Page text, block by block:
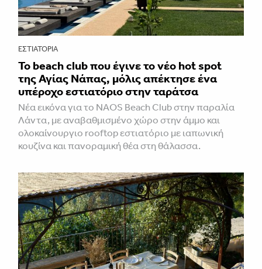
ΕΣΤΙΑΤΌΡΙΑ
Το beach club που έγινε το νέο hot spot
της Αγίας Νάπας, μόλις απέκτησε ένα
υπέροχο εστιατόριο στην ταράτσα
Νέα εικόνα για το NAOS Beach Club στην παραλία
Λάντα, με αναβαθμισμένο χώρο στην άμμο και
ολοκαίνουργιο rooftop εστιατόριο με ιαπωνική
κουζίνα και πανοραμική θέα στη θάλασσα.